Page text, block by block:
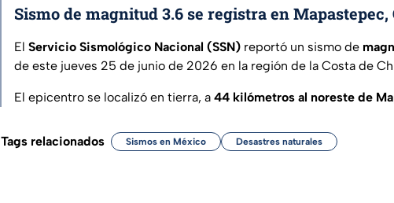
Sismo de magnitud 3.6 se registra en Mapastepec,
El Servicio Sismológico Nacional (SSN) reportó un sismo de
de este jueves 25 de junio de 2026 en la región de la Costa de
El epicentro se localizó en tierra, a 44 kilómetros al noreste de
Tags relacionados Sismos en México Desastres naturales